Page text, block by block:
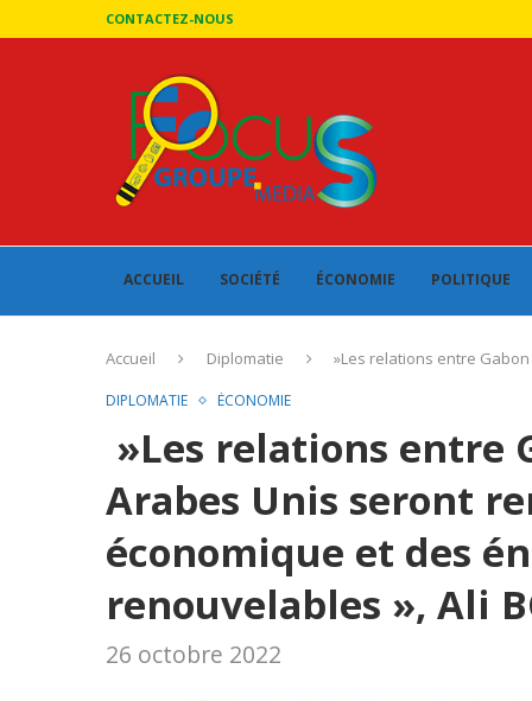
CONTACTEZ-NOUS
ACCUEIL SOCIÉTÉ ÉCONOMIE POLITIQUE
Accueil Diplomatie »Les relations entre
DIPLOMATIE ÉCONOMIE
»Les relations entre
Arabes Unis seront
économique et des
renouvelables », Ali
26 octobre 2022